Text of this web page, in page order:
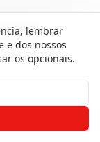
Ferragens
um
lembrar
e dos nossos
os opcionais.